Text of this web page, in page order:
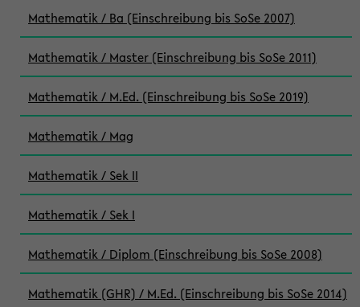
Mathematik / Ba (Einschreibung bis SoSe 2007)
Mathematik / Master (Einschreibung bis SoSe 2011)
Mathematik / M.Ed. (Einschreibung bis SoSe 2019)
Mathematik / Mag
Mathematik / Sek II
Mathematik / Sek I
Mathematik / Diplom (Einschreibung bis SoSe 2008)
Mathematik (GHR) / M.Ed. (Einschreibung bis SoSe 2014)